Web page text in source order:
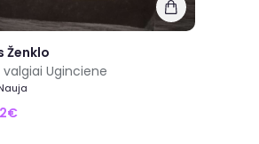
Ženklo
Uginciene